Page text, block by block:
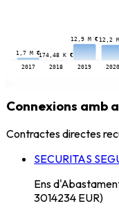
1,7 M €
2017
174,48 K €
2018
12,9 M €
2019
12,2
2020
Connexions amb
Contractes directes
SECURITAS
Ens
3014234 EUR)